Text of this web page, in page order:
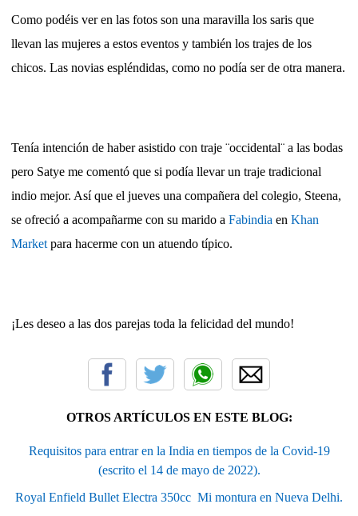
Como podéis ver en las fotos son una maravilla los saris que
llevan las mujeres a estos eventos y también los trajes de los
chicos. Las novias espléndidas, como no podía ser de otra manera.
Tenía intención de haber asistido con traje ¨occidental¨ a las bodas
pero Satye me comentó que si podía llevar un traje tradicional
indio mejor. Así que el jueves una compañera del colegio, Steena,
se ofreció a acompañarme con su marido a Fabindia en Khan
Market para hacerme con un atuendo típico.
¡Les deseo a las dos parejas toda la felicidad del mundo!
OTROS ARTÍCULOS EN ESTE BLOG:
Requisitos para entrar en la India en tiempos de la Covid-19
(escrito el 14 de mayo de 2022).
Royal Enfield Bullet Electra 350cc  Mi montura en Nueva Delhi.